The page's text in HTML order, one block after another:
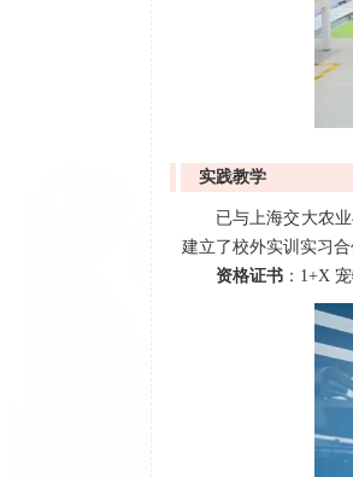
实践教学
已与上海交大农
建立了校外实训实习
资格证书 ：1+X